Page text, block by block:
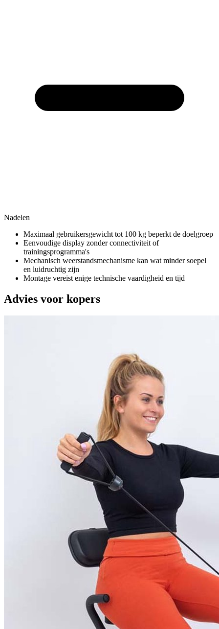
Nadelen
Maximaal gebruikersgewicht tot 100 kg beperkt de doelgroep
Eenvoudige display zonder connectiviteit of
trainingsprogramma's
Mechanisch weerstandsmechanisme kan wat minder soepel
en luidruchtig zijn
Montage vereist enige technische vaardigheid en tijd
Advies voor kopers